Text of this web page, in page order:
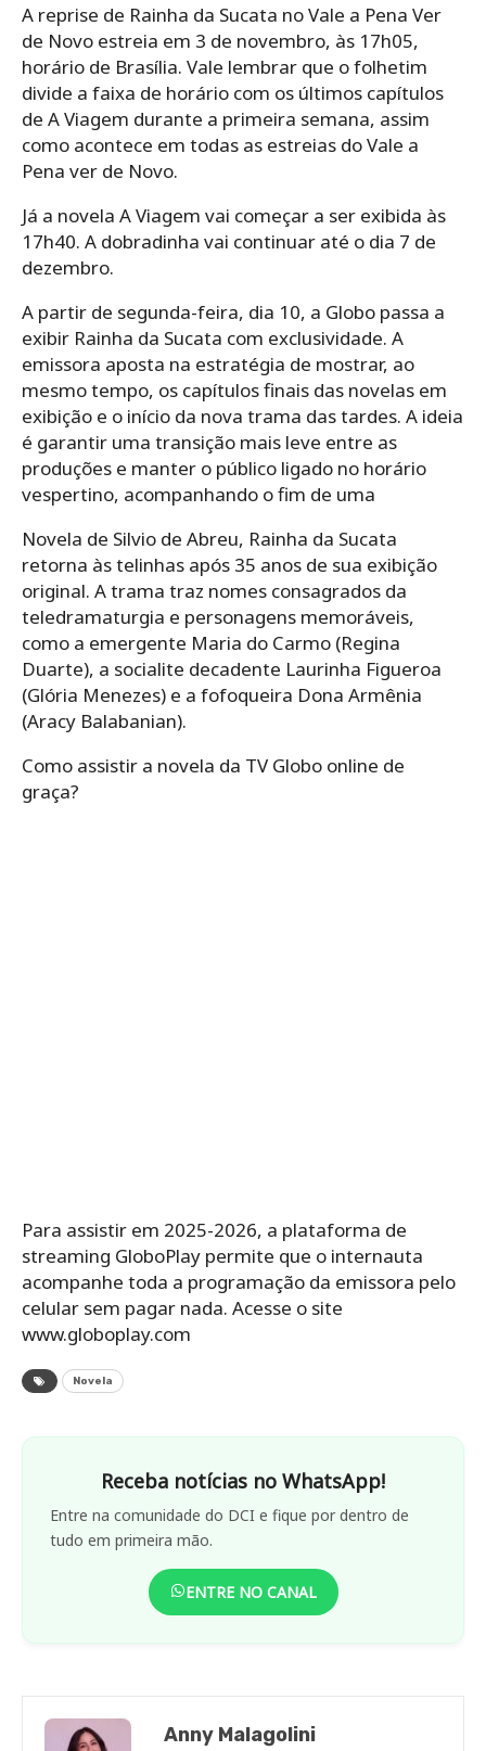
A reprise de Rainha da Sucata no Vale a Pena Ver
de Novo estreia em 3 de novembro, às 17h05,
horário de Brasília. Vale lembrar que o folhetim
divide a faixa de horário com os últimos capítulos
de A Viagem durante a primeira semana, assim
como acontece em todas as estreias do Vale a
Pena ver de Novo.
Já a novela A Viagem vai começar a ser exibida às
17h40. A dobradinha vai continuar até o dia 7 de
dezembro.
A partir de segunda-feira, dia 10, a Globo passa a
exibir Rainha da Sucata com exclusividade. A
emissora aposta na estratégia de mostrar, ao
mesmo tempo, os capítulos finais das novelas em
exibição e o início da nova trama das tardes. A ideia
é garantir uma transição mais leve entre as
produções e manter o público ligado no horário
vespertino, acompanhando o fim de uma
Novela de Silvio de Abreu, Rainha da Sucata
retorna às telinhas após 35 anos de sua exibição
original. A trama traz nomes consagrados da
teledramaturgia e personagens memoráveis,
como a emergente Maria do Carmo (Regina
Duarte), a socialite decadente Laurinha Figueroa
(Glória Menezes) e a fofoqueira Dona Armênia
(Aracy Balabanian).
Como assistir a novela da TV Globo online de
graça?
Para assistir em 2025-2026, a plataforma de
streaming GloboPlay permite que o internauta
acompanhe toda a programação da emissora pelo
celular sem pagar nada. Acesse o site
www.globoplay.com
Novela
Receba notícias no WhatsApp!
Entre na comunidade do DCI e fique por dentro de
tudo em primeira mão.
ENTRE NO CANAL
Anny Malagolini